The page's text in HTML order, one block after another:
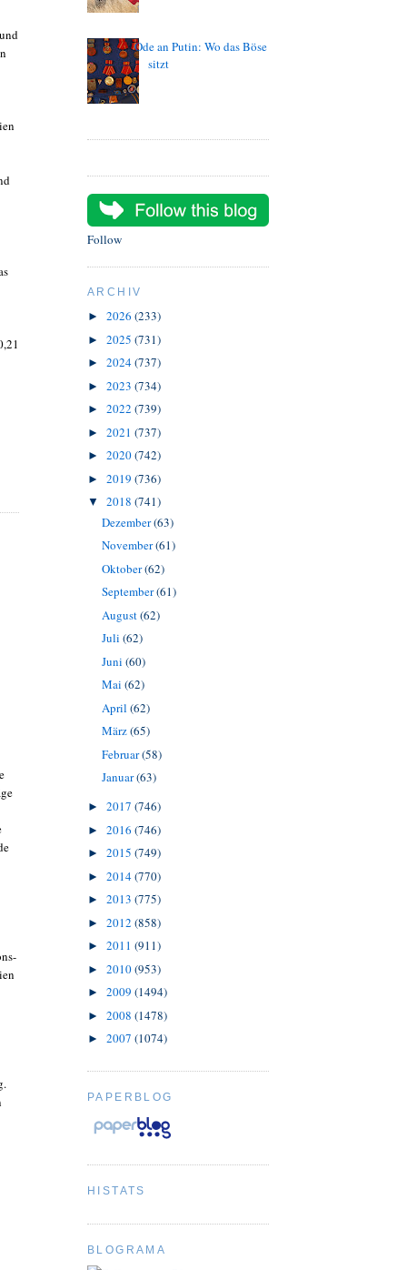
Ode an Putin: Wo das Böse
sitzt
Follow
ARCHIV
► 2026 (233)
► 2025 (731)
► 2024(737)
► 2023 (734)
► 2022 (739)
► 2021 (737)
► 2020(742)
► 2019 (736)
▼ 2018 (741)
Dezember(63)
November(61)
Oktober(62)
September(61)
August(62)
Juli (62)
Juni (60)
Mai (62)
April (62)
März(65)
Februar(58)
Januar(63)
► 2017 (746)
► 2016 (746)
► 2015 (749)
► 2014(770)
► 2013 (775)
► 2012 (858)
► 2011 (911)
► 2010(953)
► 2009 (1494)
► 2008 (1478)
► 2007 (1074)
PAPERBLOG
HISTATS
BLOGRAMA